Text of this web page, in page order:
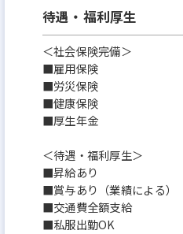
待遇・福利厚生
＜社会保険完備＞
■雇用保険
■労災保険
■健康保険
■厚生年金
＜待遇・福利厚生＞
■昇給あり
■賞与あり（業績による）
■交通費全額支給
■私服出勤OK